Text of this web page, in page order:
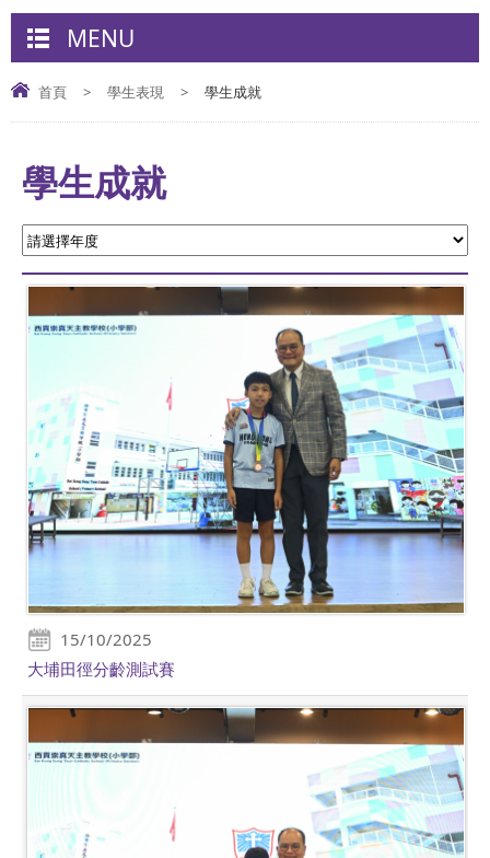
MENU
首頁 > 學生表現 > 學生成就
學生成就
15/10/2025
大埔田徑分齡測試賽